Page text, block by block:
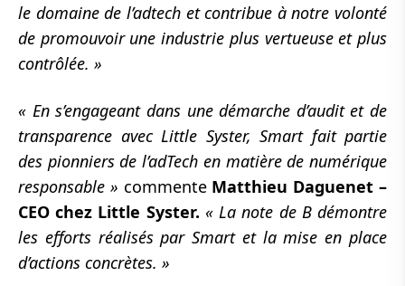
le domaine de l’adtech et contribue à notre volonté
de promouvoir une industrie plus vertueuse et plus
contrôlée. »
« En s’engageant dans une démarche d’audit et de
transparence avec Little Syster, Smart fait partie
des pionniers de l’adTech en matière de numérique
responsable » commente Matthieu Daguenet –
CEO chez Little Syster. « La note de B démontre
les efforts réalisés par Smart et la mise en place
d’actions concrètes. »